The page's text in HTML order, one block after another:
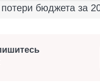
бюджета за